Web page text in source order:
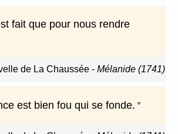
fait que pour nous rendre
de La Chaussée - Mélanide (1741)
est bien fou qui se fonde.